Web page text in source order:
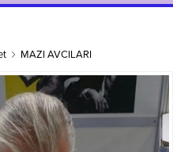
MAZI AVCILARI